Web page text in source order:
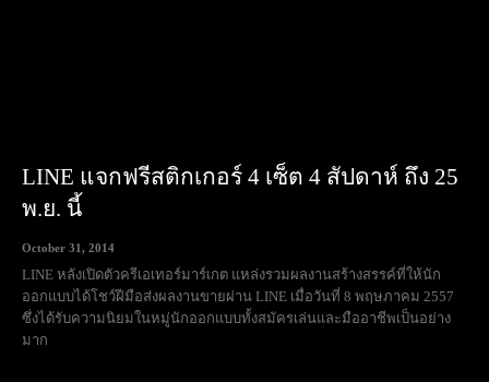
LINE แจกฟรีสติกเกอร์ 4 เซ็ต 4 สัปดาห์ ถึง 25
พ.ย. นี้
October 31, 2014
LINE หลังเปิดตัวครีเอเทอร์มาร์เกต แหล่งรวมผลงานสร้างสรรค์ที่ให้นัก
ออกแบบได้โชว์ฝีมือส่งผลงานขายผ่าน LINE เมื่อวันที่ 8 พฤษภาคม 2557
ซึ่งได้รับความนิยมในหมู่นักออกแบบทั้งสมัครเล่นและมืออาชีพเป็นอย่าง
มาก